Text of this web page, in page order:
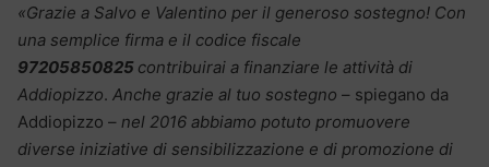
«Grazie a Salvo e Valentino per il generoso sostegno! Con
una semplice firma e il codice fiscale
97205850825 contribuirai a finanziare le attività di
Addiopizzo. Anche grazie al tuo sostegno – spiegano da
Addiopizzo – nel 2016 abbiamo potuto promuovere
diverse iniziative di sensibilizzazione e di promozione di